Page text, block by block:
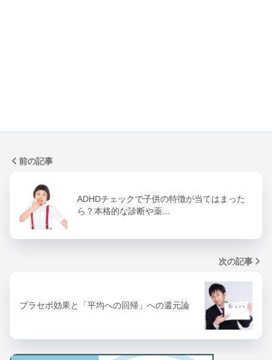
前の記事
ADHDチェックで子供の特徴が当てはまった
ら？本格的な診断や薬…
次の記事
プラセボ効果と「平均への回帰」への還元論